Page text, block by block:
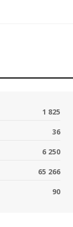
1 825
36
6 250
65 266
90